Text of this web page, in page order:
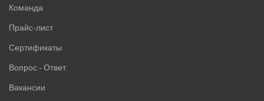
Команда
Прайс-лист
Сертификаты
Вопрос - Ответ
Вакансии